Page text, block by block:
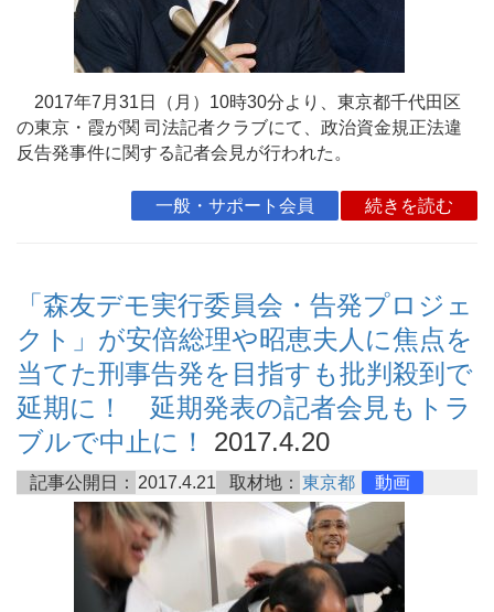
2017年7月31日（月）10時30分より、東京都千代田区
の東京・霞が関 司法記者クラブにて、政治資金規正法違
反告発事件に関する記者会見が行われた。
一般・サポート会員 続きを読む
「森友デモ実行委員会・告発プロジェ
クト」が安倍総理や昭恵夫人に焦点を
当てた刑事告発を目指すも批判殺到で
延期に！ 延期発表の記者会見もトラ
ブルで中止に！
2017.4.20
記事公開日： 2017.4.21 取材地： 東京都 動画